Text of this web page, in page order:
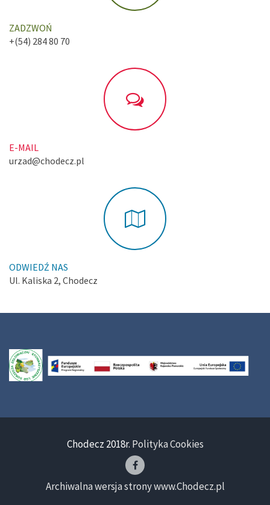
ZADZWOŃ
+(54) 284 80 70
E-MAIL
urzad@chodecz.pl
ODWIEDŹ NAS
Ul. Kaliska 2, Chodecz
Chodecz 2018r. Polityka Cookies
Archiwalna wersja strony www.Chodecz.pl